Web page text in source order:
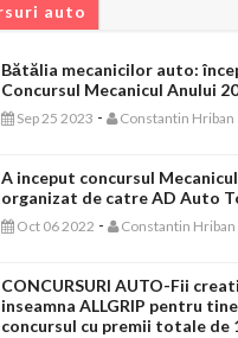
auto
Bătălia mecanicilor auto:
Concursul Mecanicul Anului
Sep 25 2023 - Constantin Hriban
A inceput concursul
organizat de catre AD Auto
Oct 06 2022 - Constantin Hriban
CONCURSURI AUTO-Fii
inseamna ALLGRIP pentru
concursul cu premii totale de